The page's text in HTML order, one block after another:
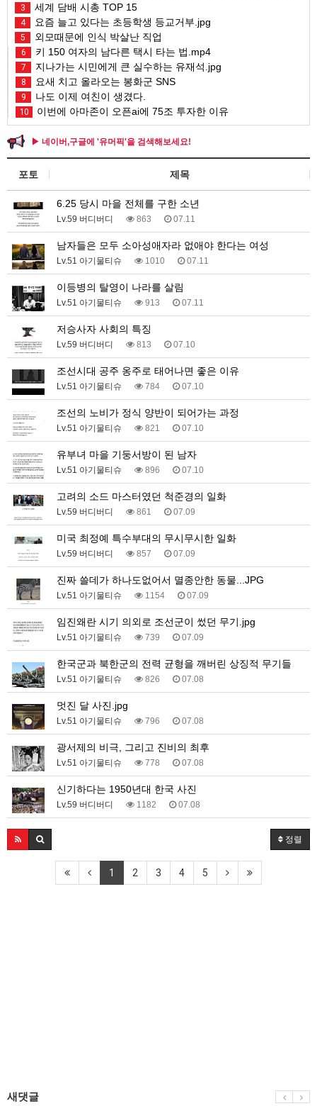
3 세계 담배 시총 TOP 15
4 요즘 늘고 있다는 초등학생 등교거부.jpg
5 외모때문에 인식 박살난 직업
6 키 150 여자의 남다른 택시 타는 법.mp4
7 지나가는 시민에게 큰 실수하는 유재석.jpg
8 요새 치고 올라오는 봉화군 SNS
9 나도 이제 여친이 생겼다.
10 이번에 아마존이 오픈ai에 75조 투자한 이유
▶ 네이버,구글에 '유머픽'을 검색해보세요!
포토 제목
6.25 당시 마을 전체를 구한 소년
Lv.59 버디버디 863 07.11
남자들은 모두 소아성애자라 없애야 한다는 여성
Lv.51 아기물티슈 1010 07.11
이등병의 탈영이 나라를 살림
Lv.51 아기물티슈 913 07.11
저승사자 사회의 특징
Lv.59 버디버디 813 07.10
조선시대 공주 옹주로 태어나면 좋은 이유
Lv.51 아기물티슈 784 07.10
조선의 노비가 정식 양반이 되어가는 과정
Lv.51 아기물티슈 821 07.10
유부녀 마을 기둥서방이 된 남자
Lv.51 아기물티슈 896 07.10
고려의 소드 마스터였던 척준경의 일화
Lv.59 버디버디 861 07.09
미국 최정예 특수부대의 무시무시한 일화
Lv.59 버디버디 857 07.09
진짜 쓸데가 하나도없어서 멸종안한 동물...JPG
Lv.51 아기물티슈 1154 07.09
임진왜란 시기 의외로 조선군이 썼던 무기.jpg
Lv.51 아기물티슈 739 07.09
한국군과 북한군의 전력 균형을 깨버린 상징적 무기들
Lv.51 아기물티슈 826 07.08
멋진 달 사진.jpg
Lv.51 아기물티슈 796 07.08
광서제의 비극, 그리고 진비의 최후
Lv.51 아기물티슈 778 07.08
신기하다는 1950년대 한국 사진
Lv.59 버디버디 1182 07.08
정렬
1 2 3 4 5
새댓글